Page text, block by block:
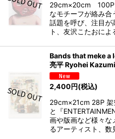
29cm×20cm 100P
なモチーフが絡み
話題を呼び、注目が
ト、友沢こたおに
Bands that meke a
亮平 Ryohei Kazumi
2,400円(税込)
29cm×21cm 28P 架
と『
画や版画など様々な
るアーティスト、